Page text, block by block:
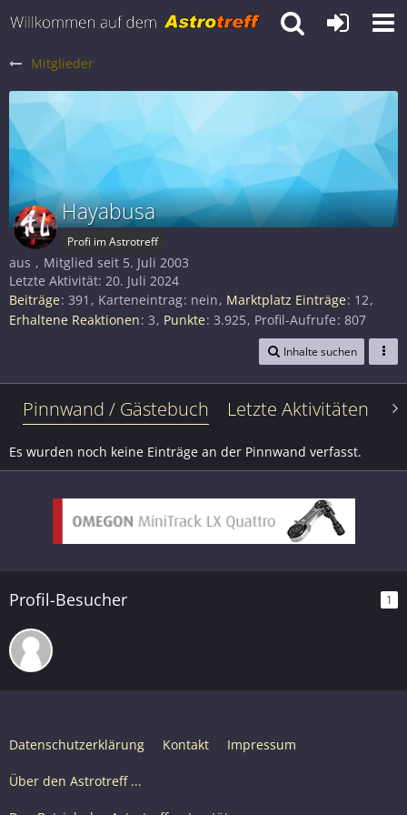
Mitglieder
Hayabusa
Profi im Astrotreff
aus
Mitglied seit 5. Juli 2003
Letzte Aktivität: 20. Juli 2024
Beiträge 391 Karteneintrag nein Marktplatz Einträge 12
Erhaltene Reaktionen 3 Punkte 3.925 Profil-Aufrufe 807
Inhalte suchen
Pinnwand / Gästebuch Letzte Aktivitäten
Es wurden noch keine Einträge an der Pinnwand verfasst.
Profil-Besucher 1
Datenschutzerklärung Kontakt Impressum
Über den Astrotreff ...